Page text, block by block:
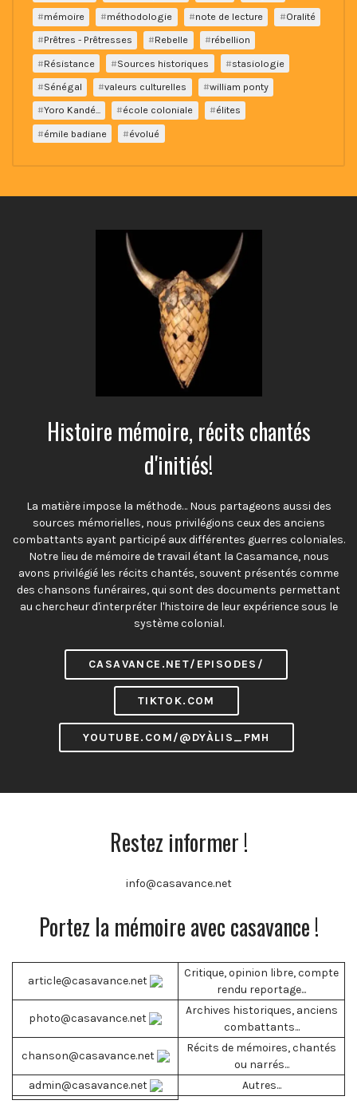
mémoire
méthodologie note de lecture
Oralité
Prêtres - Prêtresses
Rebelle
rébellion
Résistance
Sources historiques
stasiologie
Sénégal
valeurs culturelles
william ponty
Yoro Kandé...
école coloniale
élites
émile badiane
évolué
Histoire mémoire, récits chantés
d'initiés!
La matière impose la méthode… Nous partageons aussi des
sources mémorielles, nous privilégions ceux des anciens
combattants ayant participé aux différentes guerres coloniales.
Notre lieu de mémoire de travail étant la Casamance, nous
avons privilégié les récits chantés, souvent présentés comme
des chansons funéraires, qui sont des documents permettant
au chercheur d'interpréter l'histoire de leur expérience sous le
système colonial.
CASAVANCE.NET/EPISODES/
TIKTOK.COM
YOUTUBE.COM/@DYÀLIS_PMH
Restez informer !
info@casavance.net
Portez la mémoire avec casavance !
article@casavance.net
Critique, opinion libre, compte
rendu reportage...
photo@casavance.net
Archives historiques, anciens
combattants...
chanson@casavance.net
Récits de mémoires, chantés
ou narrés...
admin@casavance.net
Autres...